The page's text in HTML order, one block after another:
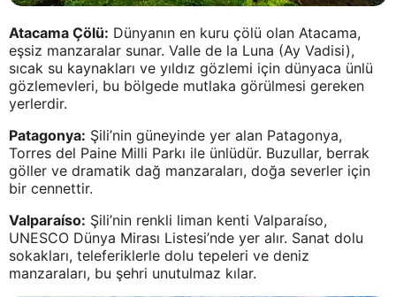
Atacama Çölü: Dünyanın en kuru çölü olan Atacama,
eşsiz manzaralar sunar. Valle de la Luna (Ay Vadisi),
sıcak su kaynakları ve yıldız gözlemi için dünyaca ünlü
gözlemevleri, bu bölgede mutlaka görülmesi gereken
yerlerdir.
Patagonya: Şili’nin güneyinde yer alan Patagonya,
Torres del Paine Milli Parkı ile ünlüdür. Buzullar, berrak
göller ve dramatik dağ manzaraları, doğa severler için
bir cennettir.
Valparaíso: Şili’nin renkli liman kenti Valparaíso,
UNESCO Dünya Mirası Listesi’nde yer alır. Sanat dolu
sokakları, teleferiklerle dolu tepeleri ve deniz
manzaraları, bu şehri unutulmaz kılar.